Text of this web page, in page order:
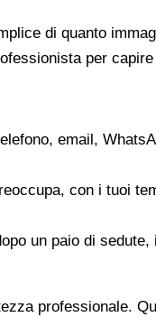
di quanto
per
email,
con i tuoi
un paio di
professionale.